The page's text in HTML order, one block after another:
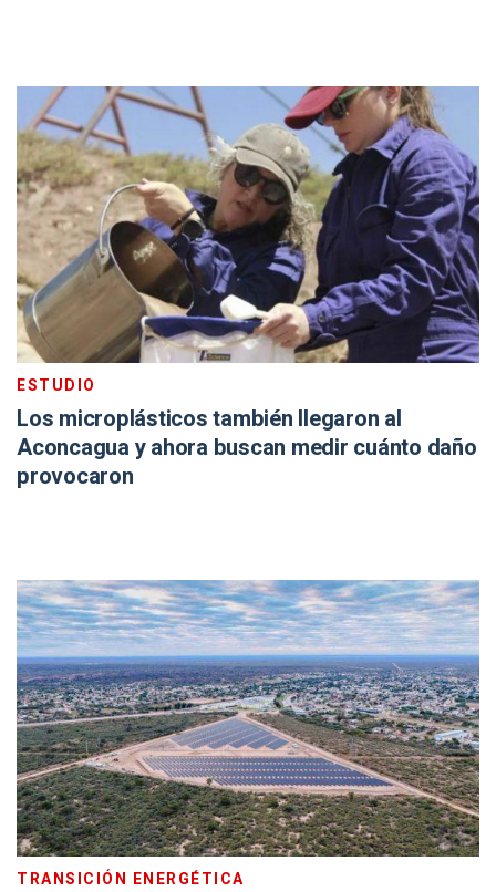
ESTUDIO
Los microplásticos también llegaron al
Aconcagua y ahora buscan medir cuánto daño
provocaron
TRANSICIÓN ENERGÉTICA